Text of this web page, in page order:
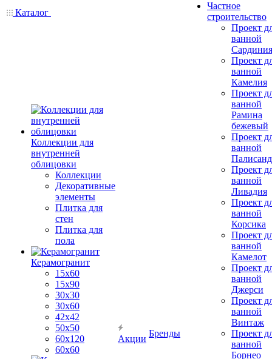
Каталог
Коллекции для
внутренней
облицовки
Коллекции
Декоративные
элементы
Плитка для
стен
Плитка для
пола
Керамогранит
15х60
15x90
30х30
30х60
42х42
50х50
60х120
60х60
Акции
Бренды
Частное
строительство
Проект
ванной
Сардиния
Проект
ванной
Камелия
Проект
ванной
Рамина
бежевый
Проект
ванной
Проект
ванной
Ливадия
Проект
ванной
Корсика
Проект
ванной
Камелот
Проект
ванной
Джерси
Проект
ванной
Винтаж
Проект
ванной
Борнео